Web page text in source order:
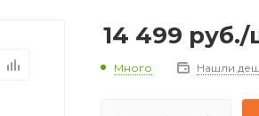
14 499 руб./
Много Нашли